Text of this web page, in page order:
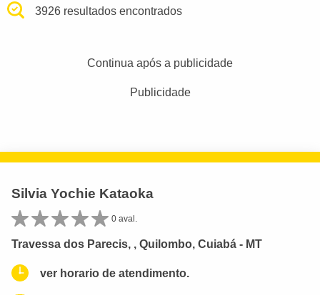
3926 resultados encontrados
Continua após a publicidade
Publicidade
Silvia Yochie Kataoka
0 aval.
Travessa dos Parecis, , Quilombo, Cuiabá - MT
ver horario de atendimento.